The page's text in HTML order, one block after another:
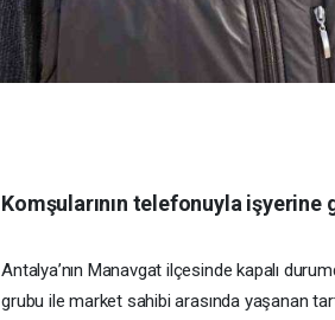
Komşularının telefonuyla
Antalya’nın Manavgat ilçesinde kapalı
grubu ile market sahibi arasında yaşanan